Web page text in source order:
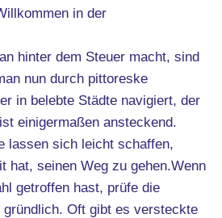
in der
hinter dem Steuer macht, sind
nun durch pittoreske
in belebte Städte navigiert, der
einigermaßen ansteckend.
lassen sich leicht schaffen,
hat, seinen Weg zu gehen.Wenn
getroffen hast, prüfe die
gründlich. Oft gibt es versteckte